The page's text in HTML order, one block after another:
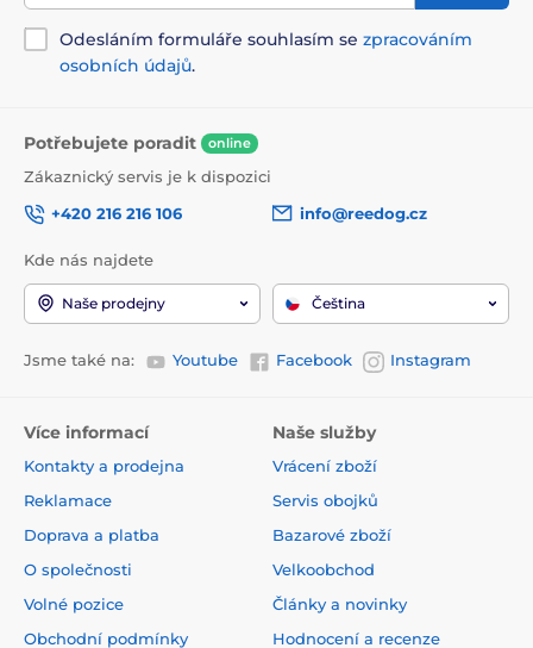
Odesláním formuláře souhlasím se zpracováním
osobních údajů.
Potřebujete poradit online
Zákaznický servis je k dispozici
+420 216 216 106
info@reedog.cz
Kde nás najdete
Naše prodejny Čeština
Jsme také na: Youtube Facebook Instagram
Více informací
Kontakty a prodejna
Reklamace
Doprava a platba
O společnosti
Volné pozice
Obchodní podmínky
Naše služby
Vrácení zboží
Servis obojků
Bazarové zboží
Velkoobchod
Články a novinky
Hodnocení a recenze